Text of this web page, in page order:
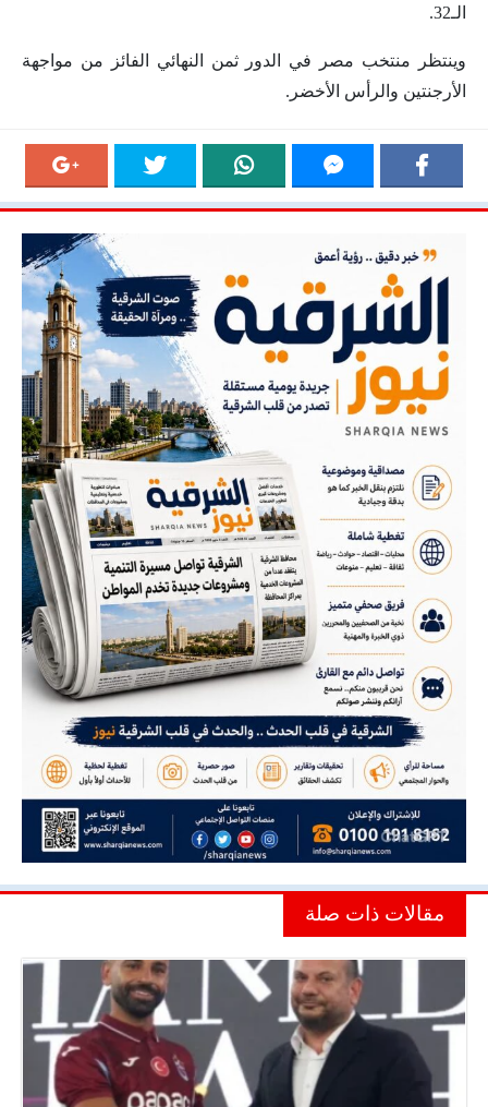
الـ32.
وينتظر منتخب مصر في الدور ثمن النهائي الفائز من مواجهة
الأرجنتين والرأس الأخضر.
مقالات ذات صلة